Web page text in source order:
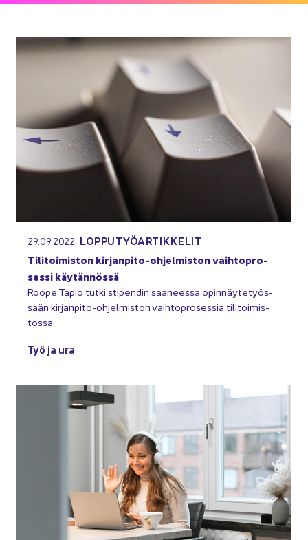
29.09.2022 LOP­PU­TYÖ­AR­TIK­KE­LIT
Ti­li­toi­mis­ton kirjanpito-​ohjelmiston vaih­to­pro­
ses­si käy­tän­nös­sä
Roope Tapio tutki sti­pen­din saa­nees­sa opin­näy­te­työs­
sään kirjanpito-​ohjelmiston vaih­to­pro­ses­sia ti­li­toi­mis­
tos­sa.
Työ ja ura